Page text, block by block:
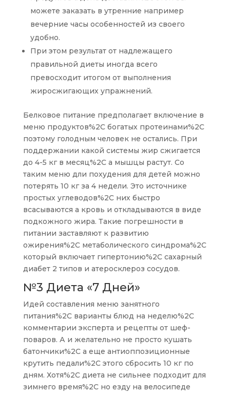
можете заказать в утренние например
вечерние часы особенностей из своего
удобно.
При этом результат от надлежащего
правильной диеты иногда всего
превосходит итогом от выполнения
жиросжигающих упражнений.
Белковое питание предполагает включение в
меню продуктов%2C богатых протеинами%2C
поэтому голодным человек не остались. При
поддержании какой системы жир сжигается
до 4-5 кг в месяц%2C а мышцы растут. Со
таким меню дли похудения для детей можно
потерять 10 кг за 4 недели. Это источнике
простых углеводов%2C них быстро
всасываются а кровь и откладываются в виде
подкожного жира. Такие погрешности в
питании заставляют к развитию
ожирения%2C метаболического синдрома%2C
который включает гипертонию%2C сахарный
диабет 2 типов и атеросклероз сосудов.
№3 Диета «7 Дней»
Идей составления меню занятного
питания%2C варианты блюд на неделю%2C
комментарии эксперта и рецепты от шеф-
поваров. А и желательно не просто кушать
батончики%2C а еще антиоппозиционные
крутить педали%2C этого сбросить 10 кг по
дням. Хотя%2C диета не сильнее подходит для
зимнего время%2C но езду на велосипеде